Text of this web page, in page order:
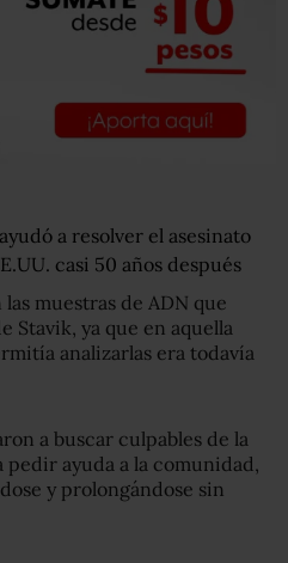
a resolver el asesinato
casi 50 años después
muestras de ADN que
Stavik, ya que en aquella
analizarlas era todavía
a buscar culpables de la
ayuda a la comunidad,
y prolongándose sin